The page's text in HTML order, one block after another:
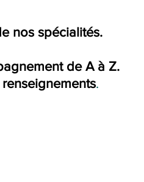
nos spécialités.
de A à Z.
.